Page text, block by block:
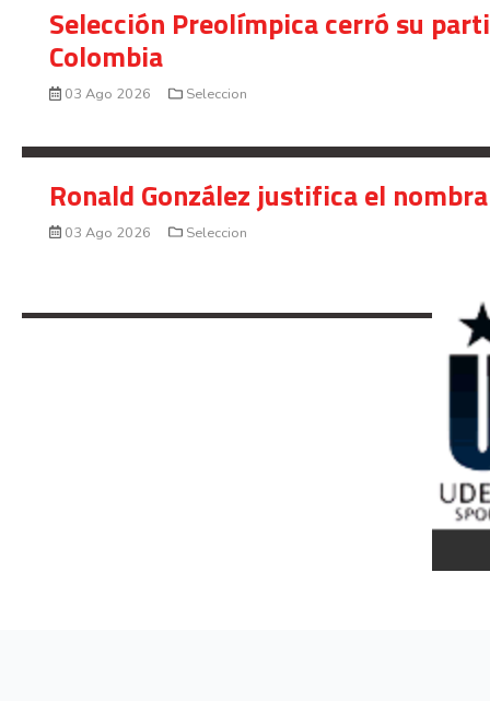
Selección Preolímpica cerró su
Colombia
03 Ago 2026 Seleccion
Ronald González justifica el
03 Ago 2026 Seleccion